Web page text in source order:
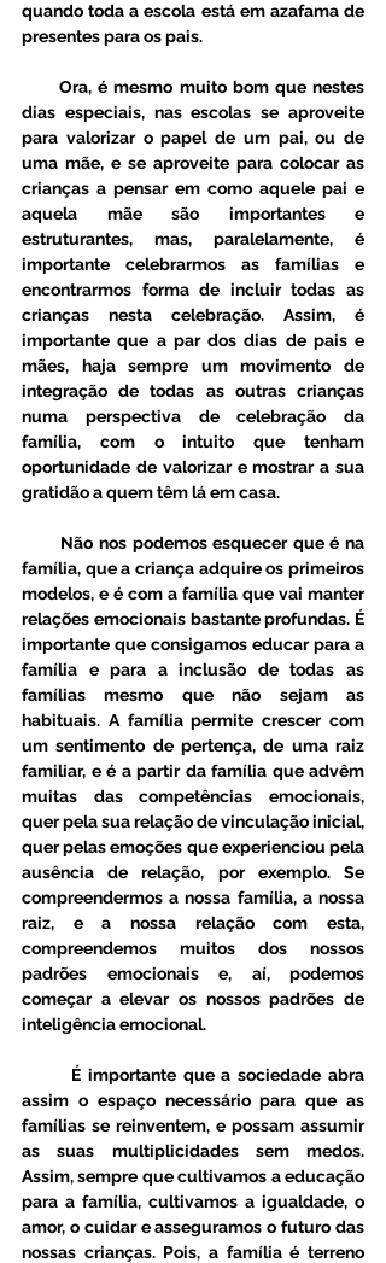
quando toda a escola está em azafama de
presentes para os pais.
dias especiais, nas escolas se aproveite
para valorizar o papel de um pai, ou de
uma mãe, e se aproveite para colocar as
crianças a pensar em como aquele pai e
aquela mãe são importantes e
estruturantes, mas, paralelamente, é
importante celebrarmos as famílias e
encontrarmos forma de incluir todas as
crianças nesta celebração. Assim, é
importante que a par dos dias de pais e
mães, haja sempre um movimento de
integração de todas as outras crianças
numa perspectiva de celebração da
família, com o intuito que tenham
oportunidade de valorizar e mostrar a sua
gratidão a quem têm lá em casa.
família, que a criança adquire os primeiros
modelos, e é com a família que vai manter
relações emocionais bastante profundas. É
importante que consigamos educar para a
família e para a inclusão de todas as
famílias mesmo que não sejam as
habituais. A família permite crescer com
um sentimento de pertença, de uma raiz
familiar, e é a partir da família que advêm
muitas das competências emocionais,
quer pela sua relação de vinculação inicial,
quer pelas emoções que experienciou pela
ausência de relação, por exemplo. Se
compreendermos a nossa família, a nossa
raiz, e a nossa relação com esta,
compreendemos muitos dos nossos
padrões emocionais e, aí, podemos
começar a elevar os nossos padrões de
inteligência emocional.
assim o espaço necessário para que as
famílias se reinventem, e possam assumir
as suas multiplicidades sem medos.
Assim, sempre que cultivamos a educação
para a família, cultivamos a igualdade, o
amor, o cuidar e asseguramos o futuro das
nossas crianças. Pois, a família é terreno